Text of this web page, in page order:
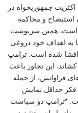
جمهوریخواه در
استیضاح و محاکمه
است. همین سرنوشت
به اهداف خود دروغی
افشا شده است. ترامپ
کشاند. این تجاوز باعث
فراوانش، از جمله
فکر حداقل نمایش
*ترامپ دو سیاست